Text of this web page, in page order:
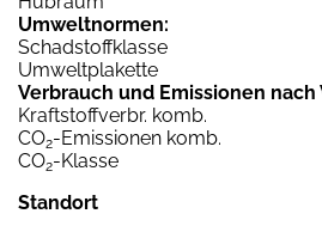
Umweltnormen:
Schadstoffklasse
Umweltplakette
Verbrauch und Emissionen nach
Kraftstoffverbr. komb.
CO2-Emissionen komb.
CO2-Klasse
Standort